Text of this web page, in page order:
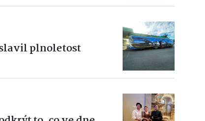
plnoletost